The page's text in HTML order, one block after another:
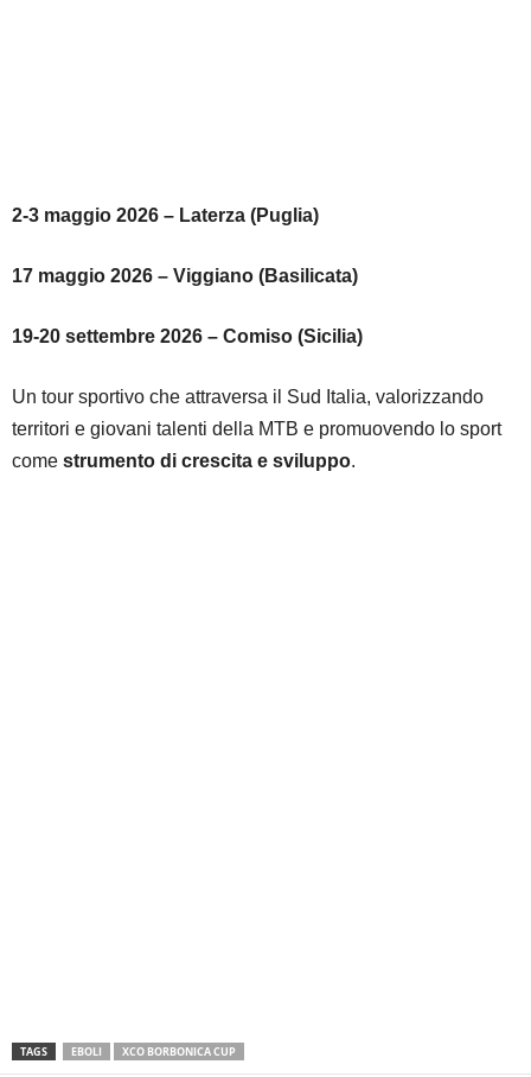
2-3 maggio 2026 – Laterza (Puglia)
17 maggio 2026 – Viggiano (Basilicata)
19-20 settembre 2026 – Comiso (Sicilia)
Un tour sportivo che attraversa il Sud Italia, valorizzando
territori e giovani talenti della MTB e promuovendo lo sport
come strumento di crescita e sviluppo.
TAGS EBOLI XCO BORBONICA CUP